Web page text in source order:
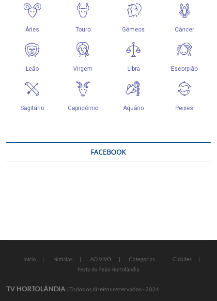
FACEBOOK
Início Notícias AO VIVO Categorias
Cidades
Festa do Peão Hortolândia
TV HORTOLÂNDIA | Todos os direitos rezervados - 2024